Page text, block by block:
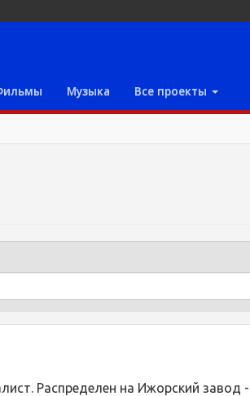
Музыка Все проекты
Распределен на Ижорский завод -